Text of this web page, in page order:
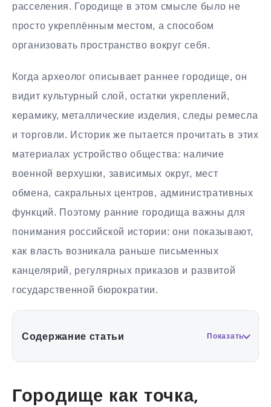
расселения. Городище в этом смысле было не
просто укреплённым местом, а способом
организовать пространство вокруг себя.
Когда археолог описывает раннее городище, он
видит культурный слой, остатки укреплений,
керамику, металлические изделия, следы ремесла
и торговли. Историк же пытается прочитать в этих
материалах устройство общества: наличие
военной верхушки, зависимых округ, мест
обмена, сакральных центров, административных
функций. Поэтому ранние городища важны для
понимания российской истории: они показывают,
как власть возникала раньше письменных
канцелярий, регулярных приказов и развитой
государственной бюрократии.
Содержание статьи Показать
Городище как точка,